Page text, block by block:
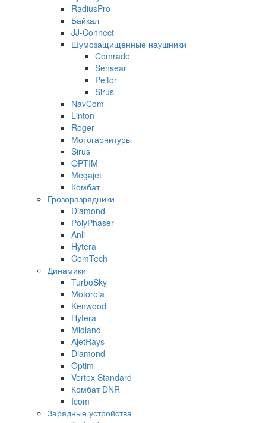
RadiusPro
Байкал
JJ-Connect
Шумозащищенные наушники
Comrade
Sensear
Peltor
Sirus
NavCom
Linton
Roger
Мотогарнитуры
Sirus
OPTIM
Megajet
Комбат
Грозоразрядники
Diamond
PolyPhaser
Anli
Hytera
ComTech
Динамики
TurboSky
Motorola
Kenwood
Hytera
Midland
AjetRays
Diamond
Optim
Vertex Standard
Комбат DNR
Icom
Зарядные устройства